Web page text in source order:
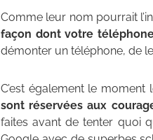
Comme leur nom pourrait
façon dont votre
démonter un téléphone, de
C’est également le
sont réservées aux
faites avant de tenter quoi